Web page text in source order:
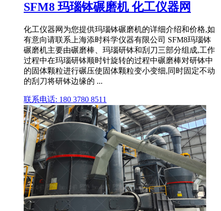
SFM8 玛瑙钵碾磨机 化工仪器网
化工仪器网为您提供玛瑙钵碾磨机的详细介绍和价格,如
有意向请联系上海添时科学仪器有限公司 SFM8玛瑙钵
碾磨机主要由碾磨棒、玛瑙研钵和刮刀三部分组成,工作
过程中在玛瑙研钵顺时针旋转的过程中碾磨棒对研钵中
的固体颗粒进行碾压使固体颗粒变小变细,同时固定不动
的刮刀将研钵边缘的 ...
联系电话: 180 3780 8511